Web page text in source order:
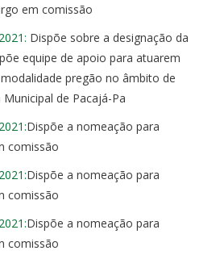
em comissão
Dispõe sobre a designação da
equipe de apoio para atuarem
pregão no âmbito de
de Pacajá-Pa
Dispõe a nomeação para
comissão
Dispõe a nomeação para
comissão
Dispõe a nomeação para
comissão